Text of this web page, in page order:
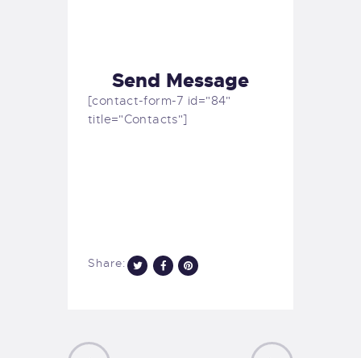
Send Message
[contact-form-7 id="84"
title="Contacts"]
Share: